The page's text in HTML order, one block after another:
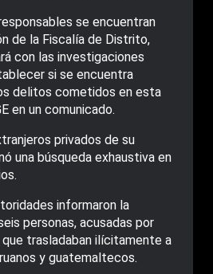
se encuentran
de la Fiscalía de Distrito,
con las investigaciones
si se encuentra
delitos cometidos en esta
en un comunicado.
privados de su
una búsqueda exhaustiva en
informaron la
personas, acusadas por
trasladaban ilícitamente a
y guatemaltecos.